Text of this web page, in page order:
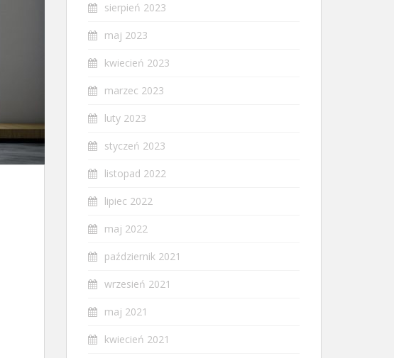
sierpień 2023
maj 2023
kwiecień 2023
marzec 2023
luty 2023
styczeń 2023
listopad 2022
lipiec 2022
maj 2022
październik 2021
wrzesień 2021
maj 2021
kwiecień 2021